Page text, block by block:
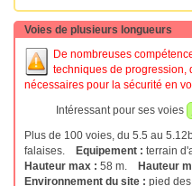
Voies de plusieurs longueurs
De nombreuses
techniques de progression,
nécessaires pour la sécurité en
Intéressant pour ses voies
Plus de 100 voies, du 5.5 au
falaises. Equipement : terrain
Hauteur max : 58 m. Hauteur
Environnement du site : pied